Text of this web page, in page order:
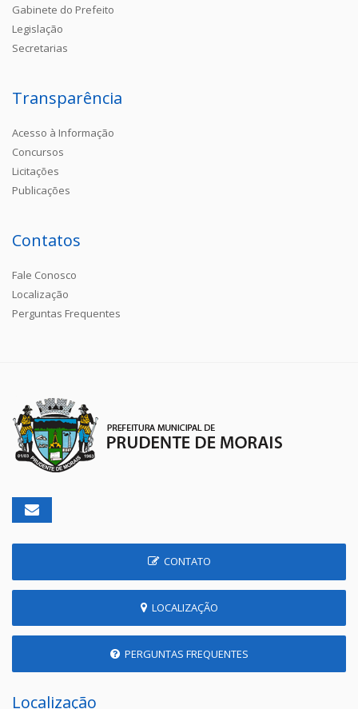
Gabinete do Prefeito
Legislação
Secretarias
Transparência
Acesso à Informação
Concursos
Licitações
Publicações
Contatos
Fale Conosco
Localização
Perguntas Frequentes
CONTATO
LOCALIZAÇÃO
PERGUNTAS FREQUENTES
Localização